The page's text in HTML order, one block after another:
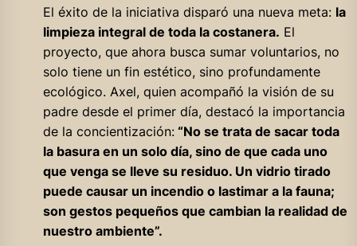
El éxito de la iniciativa disparó una nueva meta: la
limpieza integral de toda la costanera. El
proyecto, que ahora busca sumar voluntarios, no
solo tiene un fin estético, sino profundamente
ecológico. Axel, quien acompañó la visión de su
padre desde el primer día, destacó la importancia
de la concientización:“No se trata de sacar toda
la basura en un solo día, sino de que cada uno
que venga se lleve su residuo. Un vidrio tirado
puede causar un incendio o lastimar a la fauna;
son gestos pequeños que cambian la realidad de
nuestro ambiente”.